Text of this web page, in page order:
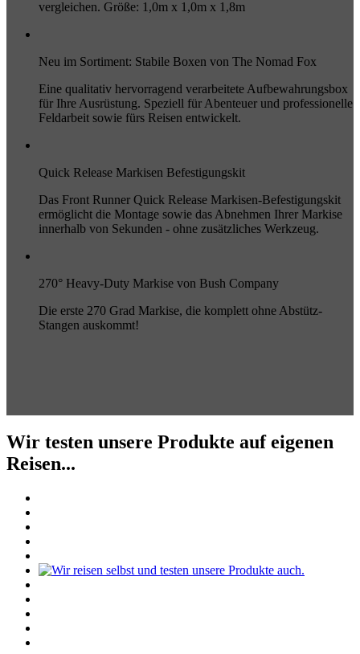
vergleichen. Größe: 1,0m x 1,0m x 1,8m
Neu im Sortiment: Stabile Boxen von The Nomad Fox
Eine qualitativ hervorragend verarbeitete Aufbewahrungsbox
für Ihre Ausrüstung. Speziell für Abenteuer und professionelle
Feldarbeit sowie fürs Reisen entwickelt.
Quick Release Markisen Befestigungskit
Das Front Runner Quick Release Markisen-Befestigungskit
ermöglicht die Montage sowie das Abnehmen Ihrer Markise
innerhalb von Sekunden - ohne zusätzliches Werkzeug.
270° Heavy-Duty Markise von Bush Company
Die erste 270 Grad Markise, die komplett ohne Abstütz-
Stangen auskommt!
Wir testen unsere Produkte auf eigenen
Reisen...